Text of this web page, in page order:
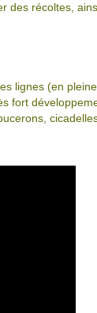
des récoltes,
lignes (en
fort